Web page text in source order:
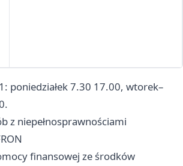
poniedziałek 7.30 17.00, wtorek–
z niepełnosprawnościami
finansowej ze środków